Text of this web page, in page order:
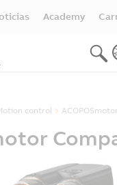
Academy
control